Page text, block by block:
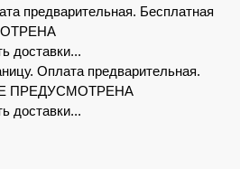
предварительная. Бесплатная
доставки...
Оплата предварительная.
НЕ ПРЕДУСМОТРЕНА
доставки...